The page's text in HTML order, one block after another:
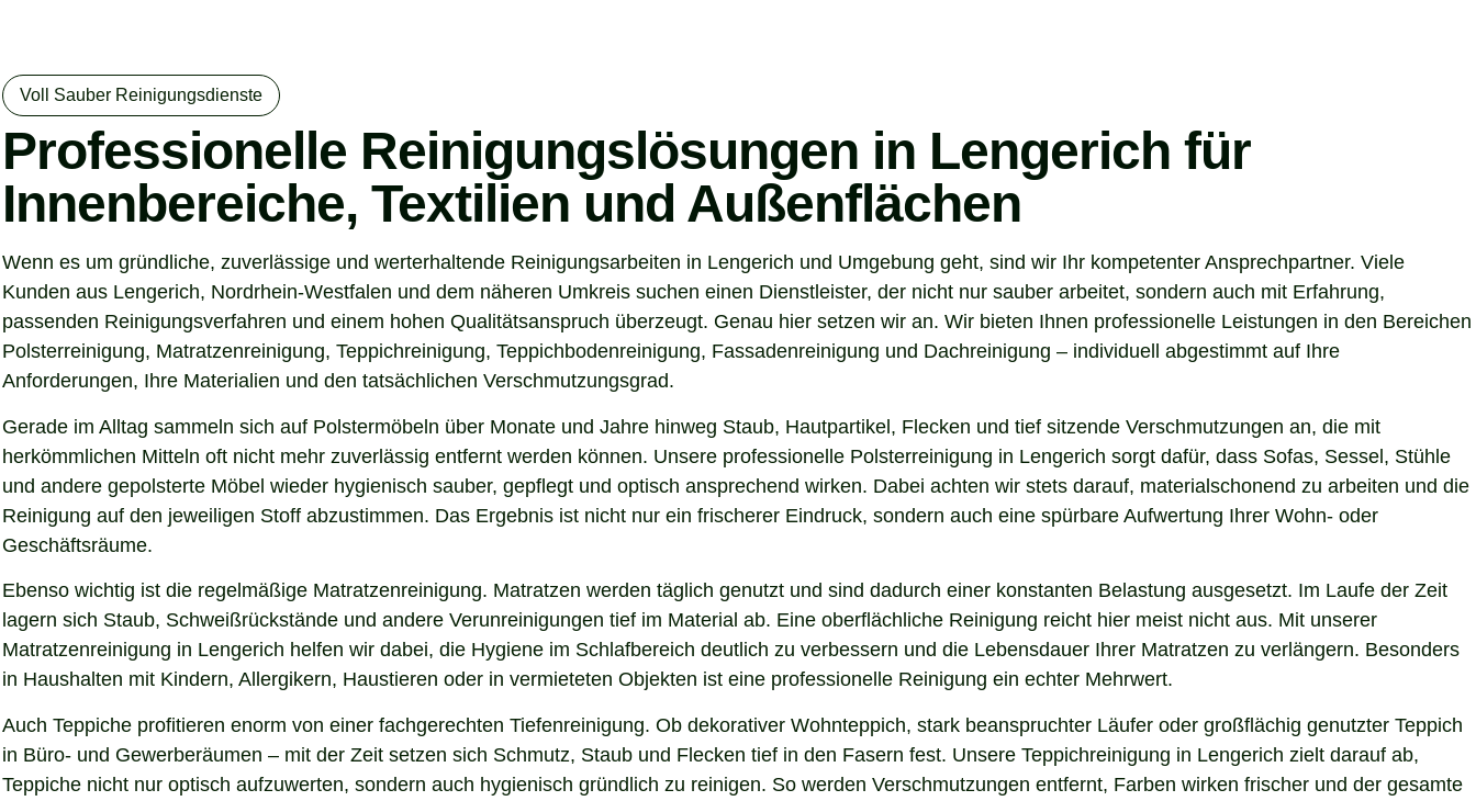
Voll Sauber Reinigungsdienste
Professionelle Reinigungslösungen in Lengerich für
Innenbereiche, Textilien und Außenflächen
Wenn es um gründliche, zuverlässige und werterhaltende Reinigungsarbeiten in Lengerich und Umgebung geht, sind wir Ihr kompetenter Ansprechpartner. Viele
Kunden aus Lengerich, Nordrhein-Westfalen und dem näheren Umkreis suchen einen Dienstleister, der nicht nur sauber arbeitet, sondern auch mit Erfahrung,
passenden Reinigungsverfahren und einem hohen Qualitätsanspruch überzeugt. Genau hier setzen wir an. Wir bieten Ihnen professionelle Leistungen in den Bereichen
Polsterreinigung, Matratzenreinigung, Teppichreinigung, Teppichbodenreinigung, Fassadenreinigung und Dachreinigung – individuell abgestimmt auf Ihre
Anforderungen, Ihre Materialien und den tatsächlichen Verschmutzungsgrad.
Gerade im Alltag sammeln sich auf Polstermöbeln über Monate und Jahre hinweg Staub, Hautpartikel, Flecken und tief sitzende Verschmutzungen an, die mit
herkömmlichen Mitteln oft nicht mehr zuverlässig entfernt werden können. Unsere professionelle Polsterreinigung in Lengerich sorgt dafür, dass Sofas, Sessel, Stühle
und andere gepolsterte Möbel wieder hygienisch sauber, gepflegt und optisch ansprechend wirken. Dabei achten wir stets darauf, materialschonend zu arbeiten und die
Reinigung auf den jeweiligen Stoff abzustimmen. Das Ergebnis ist nicht nur ein frischerer Eindruck, sondern auch eine spürbare Aufwertung Ihrer Wohn- oder
Geschäftsräume.
Ebenso wichtig ist die regelmäßige Matratzenreinigung. Matratzen werden täglich genutzt und sind dadurch einer konstanten Belastung ausgesetzt. Im Laufe der Zeit
lagern sich Staub, Schweißrückstände und andere Verunreinigungen tief im Material ab. Eine oberflächliche Reinigung reicht hier meist nicht aus. Mit unserer
Matratzenreinigung in Lengerich helfen wir dabei, die Hygiene im Schlafbereich deutlich zu verbessern und die Lebensdauer Ihrer Matratzen zu verlängern. Besonders
in Haushalten mit Kindern, Allergikern, Haustieren oder in vermieteten Objekten ist eine professionelle Reinigung ein echter Mehrwert.
Auch Teppiche profitieren enorm von einer fachgerechten Tiefenreinigung. Ob dekorativer Wohnteppich, stark beanspruchter Läufer oder großflächig genutzter Teppich
in Büro- und Gewerberäumen – mit der Zeit setzen sich Schmutz, Staub und Flecken tief in den Fasern fest. Unsere Teppichreinigung in Lengerich zielt darauf ab,
Teppiche nicht nur optisch aufzuwerten, sondern auch hygienisch gründlich zu reinigen. So werden Verschmutzungen entfernt, Farben wirken frischer und der gesamte